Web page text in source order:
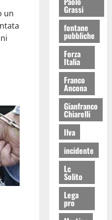
un
Grassi
fontane
pubbliche
Forza
Italia
Franco
Ancona
Gianfranco
Chiarelli
Ilva
incidente
Lc
Solito
Lega
pro